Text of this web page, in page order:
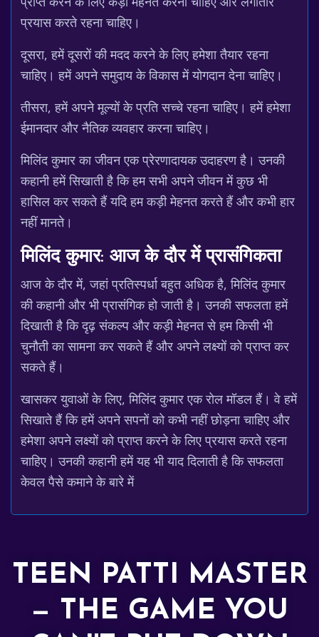
प्रयास करते रहना चाहिए।
दूसरा, हमें दूसरों की मदद करने के लिए हमेशा तैयार रहना
चाहिए। हमें अपने समुदाय के विकास में योगदान देना चाहिए।
तीसरा, हमें अपने मूल्यों के प्रति सच्चे रहना चाहिए। हमें हमेशा
ईमानदार और नैतिक व्यवहार करना चाहिए।
मिलिंद कुमार का जीवन एक प्रेरणादायक उदाहरण है। उनकी
कहानी हमें सिखाती है कि हम सभी अपने जीवन में कुछ भी
हासिल कर सकते हैं यदि हम कड़ी मेहनत करते हैं और कभी हार
नहीं मानते।
मिलिंद कुमार: आज के दौर में प्रासंगिकता
आज के दौर में, जहां प्रतिस्पर्धा बहुत अधिक है, मिलिंद कुमार
की कहानी और भी प्रासंगिक हो जाती है। उनकी सफलता हमें
दिखाती है कि दृढ़ संकल्प और कड़ी मेहनत से हम किसी भी
चुनौती का सामना कर सकते हैं और अपने लक्ष्यों को प्राप्त कर
सकते हैं।
खासकर युवाओं के लिए, मिलिंद कुमार एक रोल मॉडल हैं। वे हमें
सिखाते हैं कि हमें अपने सपनों को कभी नहीं छोड़ना चाहिए और
हमेशा अपने लक्ष्यों को प्राप्त करने के लिए प्रयास करते रहना
चाहिए। उनकी कहानी हमें यह भी याद दिलाती है कि सफलता
केवल पैसे कमाने के बारे में
TEEN PATTI MASTER
— THE GAME YOU